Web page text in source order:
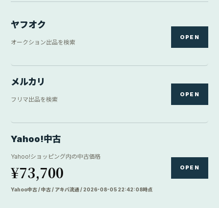
ヤフオク
オークション出品を検索
OPEN
メルカリ
フリマ出品を検索
OPEN
Yahoo!中古
Yahoo!ショッピング内の中古価格
¥73,700
Yahoo中古 / 中古 / アキバ流通 / 2026-08-05 22:42:08時点
OPEN